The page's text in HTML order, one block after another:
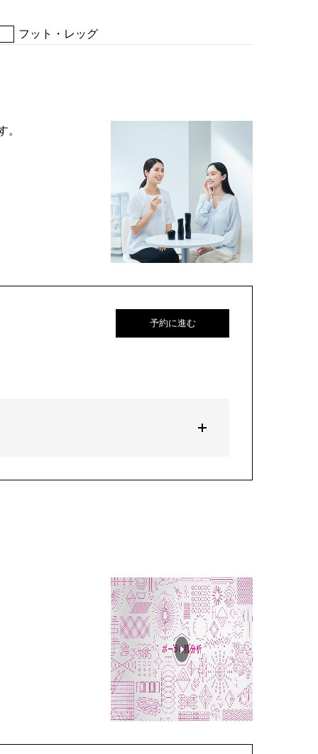
フット・レッグ
。
予約に進む